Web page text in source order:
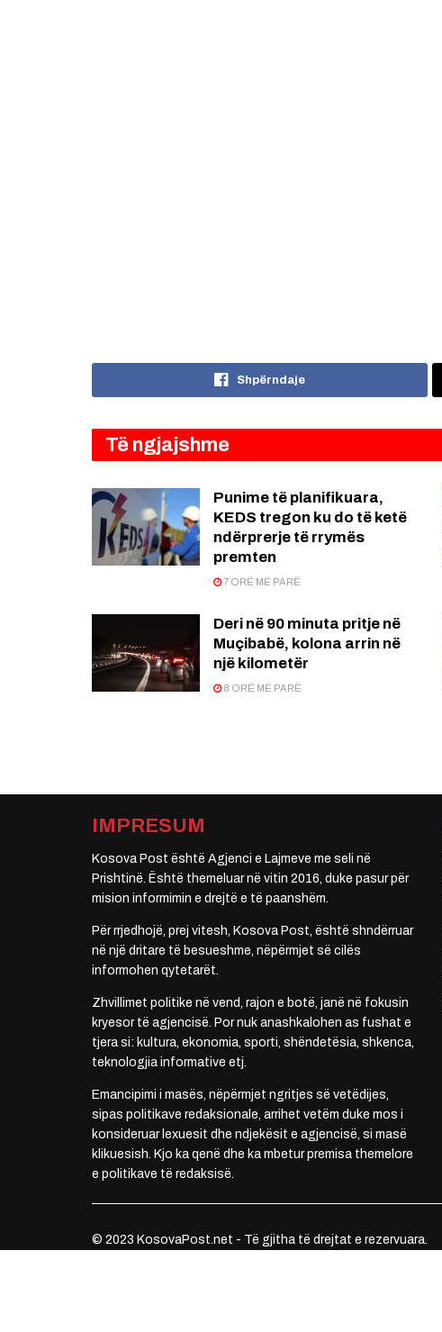
Shpërndaje
Të ngjajshme
Punime të planifikuara,
KEDS tregon ku do të ketë
ndërprerje të rrymës
premten
7 ORË MË PARË
Deri në 90 minuta pritje në
Muçibabë, kolona arrin në
një kilometër
8 ORË MË PARË
IMPRESUM
Kosova Post është Agjenci e Lajmeve me seli në
Prishtinë. Është themeluar në vitin 2016, duke pasur për
mision informimin e drejtë e të paanshëm.
Për rrjedhojë, prej vitesh, Kosova Post, është shndërruar
në një dritare të besueshme, nëpërmjet së cilës
informohen qytetarët.
Zhvillimet politike në vend, rajon e botë, janë në fokusin
kryesor të agjencisë. Por nuk anashkalohen as fushat e
tjera si: kultura, ekonomia, sporti, shëndetësia, shkenca,
teknologjia informative etj.
Emancipimi i masës, nëpërmjet ngritjes së vetëdijes,
sipas politikave redaksionale, arrihet vetëm duke mos i
konsideruar lexuesit dhe ndjekësit e agjencisë, si masë
klikuesish. Kjo ka qenë dhe ka mbetur premisa themelore
e politikave të redaksisë.
© 2023 KosovaPost.net - Të gjitha të drejtat e rezervuara.